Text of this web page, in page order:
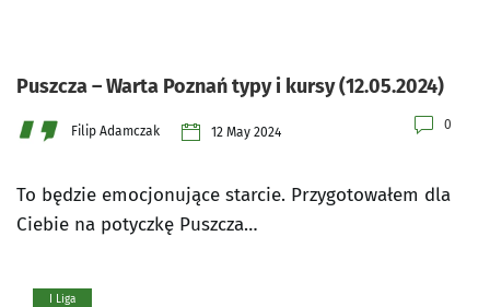
Puszcza – Warta Poznań typy i kursy (12.05.2024)
Filip Adamczak 12 May 2024 0
To będzie emocjonujące starcie. Przygotowałem dla
Ciebie na potyczkę Puszcza…
I Liga